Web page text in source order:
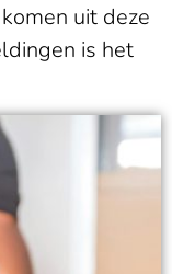
uit deze
is het